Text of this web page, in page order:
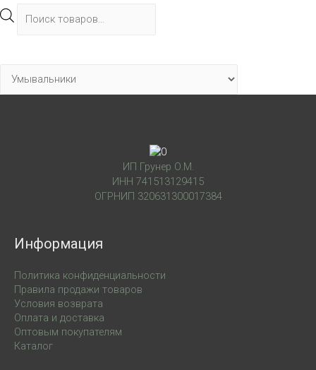
товаров
ИП Грунер О.М.
ИНН 741513129415
ОГРНИП 320631300017384
Информация
Политика конфиденциальности
Правила продажи товаров
Условия возврата
Оплата и доставка
Оптовым покупателям
Каталог